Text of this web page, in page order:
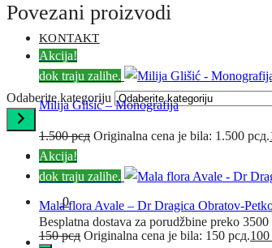
KONTAKT
Odaberite kategoriju
0
0
Besplatna dostava za porudžbine preko 3500
Povezani proizvodi
Akcija!
dok traju zalihe.
Milija Glišić – Monografija
1.500рсд Originalna cena je bila: 1.500 рсд.
Akcija!
dok traju zalihe.
Mala flora Avale – Dr Dragica Obratov-
150рсд Originalna cena je bila: 150 рсд.100